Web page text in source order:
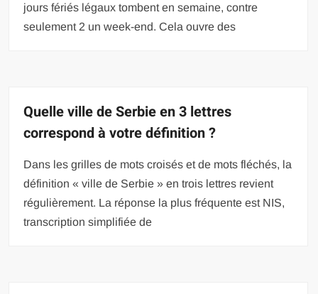
jours fériés légaux tombent en semaine, contre
seulement 2 un week-end. Cela ouvre des
Quelle ville de Serbie en 3 lettres
correspond à votre définition ?
Dans les grilles de mots croisés et de mots fléchés, la
définition « ville de Serbie » en trois lettres revient
régulièrement. La réponse la plus fréquente est NIS,
transcription simplifiée de